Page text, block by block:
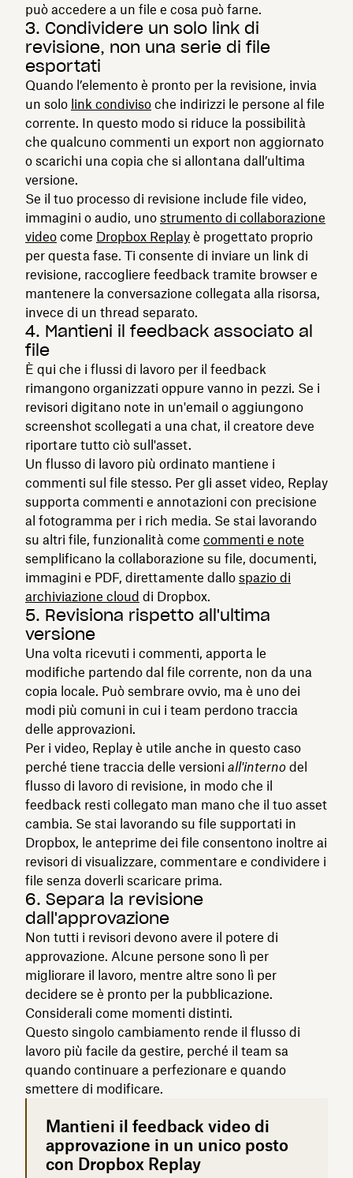
può accedere a un file e cosa può farne.
3. Condividere un solo link di
revisione, non una serie di file
esportati
Quando l’elemento è pronto per la revisione, invia
un solo link condiviso che indirizzi le persone al file
corrente. In questo modo si riduce la possibilità
che qualcuno commenti un export non aggiornato
o scarichi una copia che si allontana dall’ultima
versione.
Se il tuo processo di revisione include file video,
immagini o audio, uno strumento di collaborazione
video come Dropbox Replay è progettato proprio
per questa fase. Ti consente di inviare un link di
revisione, raccogliere feedback tramite browser e
mantenere la conversazione collegata alla risorsa,
invece di un thread separato.
4. Mantieni il feedback associato al
file
È qui che i flussi di lavoro per il feedback
rimangono organizzati oppure vanno in pezzi. Se i
revisori digitano note in un'email o aggiungono
screenshot scollegati a una chat, il creatore deve
riportare tutto ciò sull'asset.
Un flusso di lavoro più ordinato mantiene i
commenti sul file stesso. Per gli asset video, Replay
supporta commenti e annotazioni con precisione
al fotogramma per i rich media. Se stai lavorando
su altri file, funzionalità come commenti e note
semplificano la collaborazione su file, documenti,
immagini e PDF, direttamente dallo spazio di
archiviazione cloud di Dropbox.
5. Revisiona rispetto all'ultima
versione
Una volta ricevuti i commenti, apporta le
modifiche partendo dal file corrente, non da una
copia locale. Può sembrare ovvio, ma è uno dei
modi più comuni in cui i team perdono traccia
delle approvazioni.
Per i video, Replay è utile anche in questo caso
perché tiene traccia delle versioni all'interno del
flusso di lavoro di revisione, in modo che il
feedback resti collegato man mano che il tuo asset
cambia. Se stai lavorando su file supportati in
Dropbox, le anteprime dei file consentono inoltre ai
revisori di visualizzare, commentare e condividere i
file senza doverli scaricare prima.
6. Separa la revisione
dall'approvazione
Non tutti i revisori devono avere il potere di
approvazione. Alcune persone sono lì per
migliorare il lavoro, mentre altre sono lì per
decidere se è pronto per la pubblicazione.
Considerali come momenti distinti.
Questo singolo cambiamento rende il flusso di
lavoro più facile da gestire, perché il team sa
quando continuare a perfezionare e quando
smettere di modificare.
Mantieni il feedback video di
approvazione in un unico posto
con Dropbox Replay